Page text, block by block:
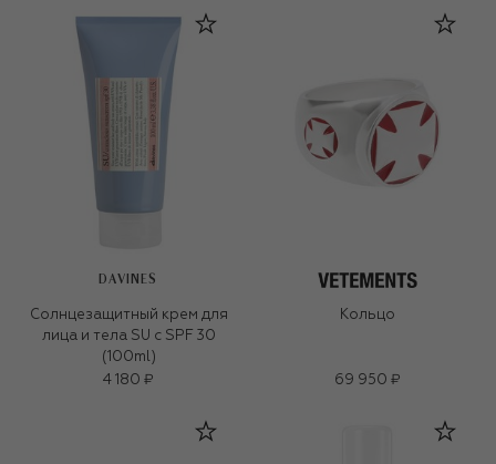
DAVINES
Солнцезащитный крем для
лица и тела SU с SPF 30
(100ml)
4 180 ₽
Кольцо
69 950 ₽